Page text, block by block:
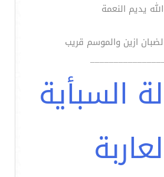
الله يديم النعمة
ازين والموسم قريب
السبأية